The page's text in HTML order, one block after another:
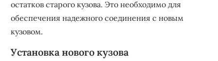
остатков старого кузова. Это необходимо для
обеспечения надежного соединения с новым
кузовом.
Установка нового кузова